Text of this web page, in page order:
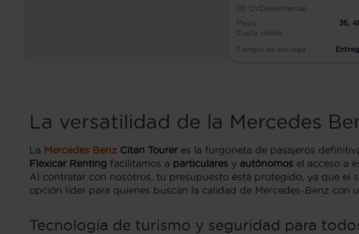
110 CVDiéselManual
Plazo
36,
Cuota desde
Tiempo de entrega
La versatilidad de la Mercedes
La Mercedes Benz Citan Toureres la furgoneta de pasajeros
Flexicar Renting facilitamos a particulares y autónomos el acceso a
Al contratar con nosotros, tu presupuesto está protegido, ya que el
opción líder para quienes buscan la calidad de Mercedes-Benz con
Tecnología de turismo y seguridad para